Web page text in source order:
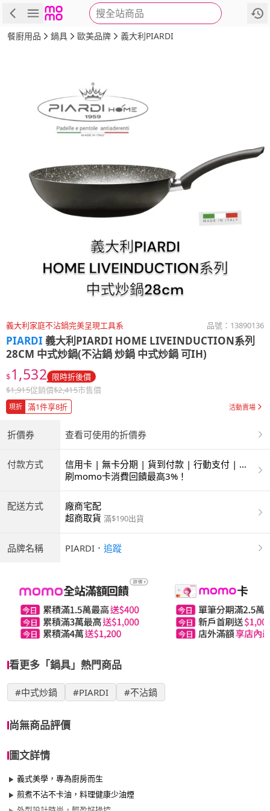
搜全站商品
商品 評價 詳情
餐廚用品 鍋具 歐美品牌 義大利PIARDI
義大利家庭不沾鍋完美呈現工具系 品號： 13890136
PIARDI 義大利PIARDI HOME LIVEINDUCTION系列
28CM 中式炒鍋(不沾鍋 炒鍋 中式炒鍋 可IH)
$1,532 限時折後價
$1,915促銷價$2,415市售價
現折 滿1件享8折 活動賣場
折價券 查看可使用的折價券
付款方式
信用卡 | 無卡分期 | 貨到付款 | 行動支付 | 超
商付款 | ATM | 銀聯卡
刷momo卡消費回饋最高3%！
配送方式
廠商宅配
超商取貨 滿$190出貨
品牌名稱 PIARDI ． 追蹤
看更多「鍋具」熱門商品
#中式炒鍋 #PIARDI #不沾鍋
尚無商品評價
圖文詳情
義式美學，專為廚房而生
煎煮不沾不卡油，料理健康少油煙